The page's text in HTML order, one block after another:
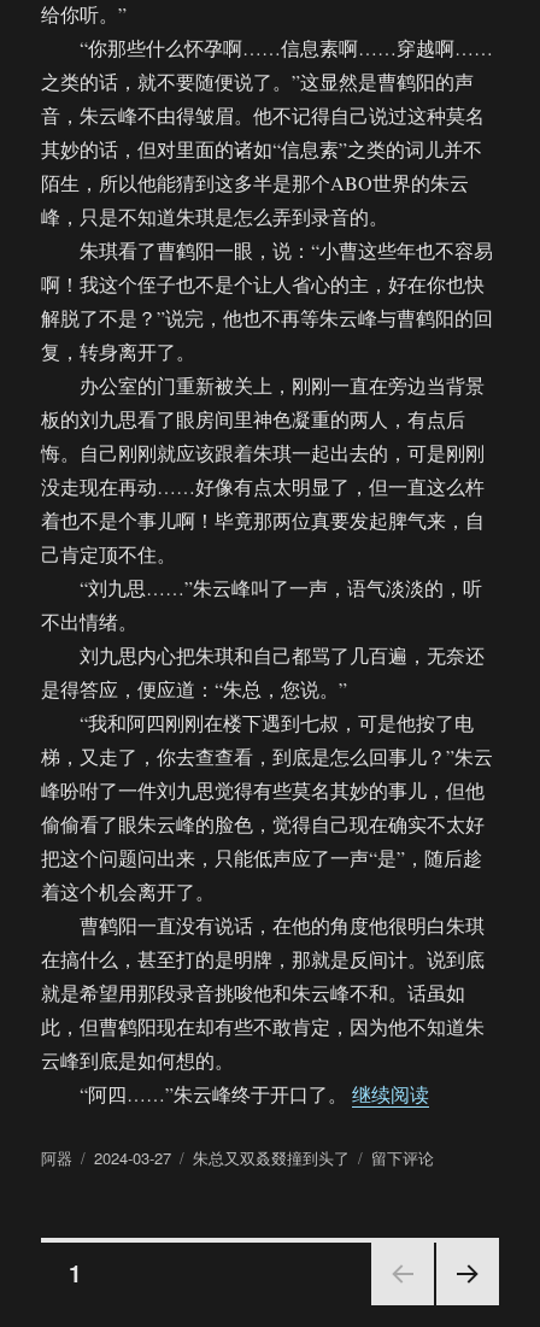
给你听。”
“你那些什么怀孕啊……信息素啊……穿越啊……
之类的话，就不要随便说了。”这显然是曹鹤阳的声
音，朱云峰不由得皱眉。他不记得自己说过这种莫名
其妙的话，但对里面的诸如“信息素”之类的词儿并不
陌生，所以他能猜到这多半是那个ABO世界的朱云
峰，只是不知道朱琪是怎么弄到录音的。
朱琪看了曹鹤阳一眼，说：“小曹这些年也不容易
啊！我这个侄子也不是个让人省心的主，好在你也快
解脱了不是？”说完，他也不再等朱云峰与曹鹤阳的回
复，转身离开了。
办公室的门重新被关上，刚刚一直在旁边当背景
板的刘九思看了眼房间里神色凝重的两人，有点后
悔。自己刚刚就应该跟着朱琪一起出去的，可是刚刚
没走现在再动……好像有点太明显了，但一直这么杵
着也不是个事儿啊！毕竟那两位真要发起脾气来，自
己肯定顶不住。
“刘九思……”朱云峰叫了一声，语气淡淡的，听
不出情绪。
刘九思内心把朱琪和自己都骂了几百遍，无奈还
是得答应，便应道：“朱总，您说。”
“我和阿四刚刚在楼下遇到七叔，可是他按了电
梯，又走了，你去查查看，到底是怎么回事儿？”朱云
峰吩咐了一件刘九思觉得有些莫名其妙的事儿，但他
偷偷看了眼朱云峰的脸色，觉得自己现在确实不太好
把这个问题问出来，只能低声应了一声“是”，随后趁
着这个机会离开了。
曹鹤阳一直没有说话，在他的角度他很明白朱琪
在搞什么，甚至打的是明牌，那就是反间计。说到底
就是希望用那段录音挑唆他和朱云峰不和。话虽如
此，但曹鹤阳现在却有些不敢肯定，因为他不知道朱
云峰到底是如何想的。
“阿四……”朱云峰终于开口了。继续阅读“【饼四/AU
作
阿器
发
2024-03-27
分
朱总又双叒叕撞到头了
于
朱
双
留下评论
文1